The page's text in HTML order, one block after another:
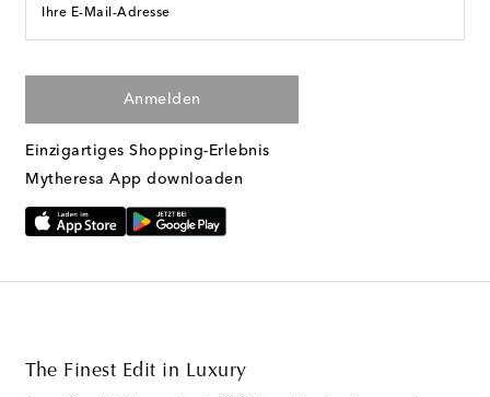
Ihre E-Mail-Adresse
Anmelden
Einzigartiges Shopping-Erlebnis
Mytheresa App downloaden
The Finest Edit in Luxury